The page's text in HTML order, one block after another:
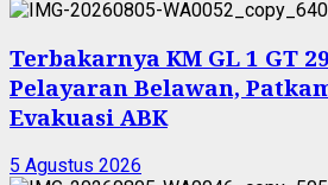
Terbakarnya KM GL 1 GT
Pelayaran Belawan,
Evakuasi ABK
5 Agustus 2026